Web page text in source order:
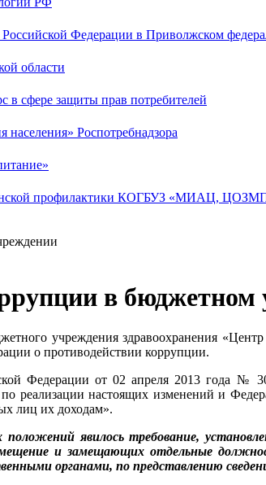
Федерации в Приволжском
области
в сфере защиты прав потребителей
Роспотребнадзора
профилактики КОГБУЗ «МИАЦ,
в бюджетном
учреждения здравоохранения
о противодействии коррупции.
Федерации от 02 апреля 2013 года №
реализации настоящих изменений и
лиц их доходам».
явилось требование,
и замещающих отдельные
органами, по представлению